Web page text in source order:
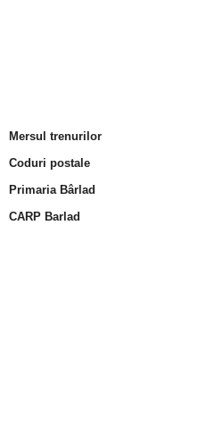
Mersul trenurilor
Coduri postale
Primaria Bârlad
CARP Barlad